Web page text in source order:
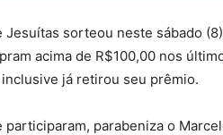
Jesuítas sorteou neste sábado
acima de R$100,00 nos
já retirou seu prêmio.
parabeniza o